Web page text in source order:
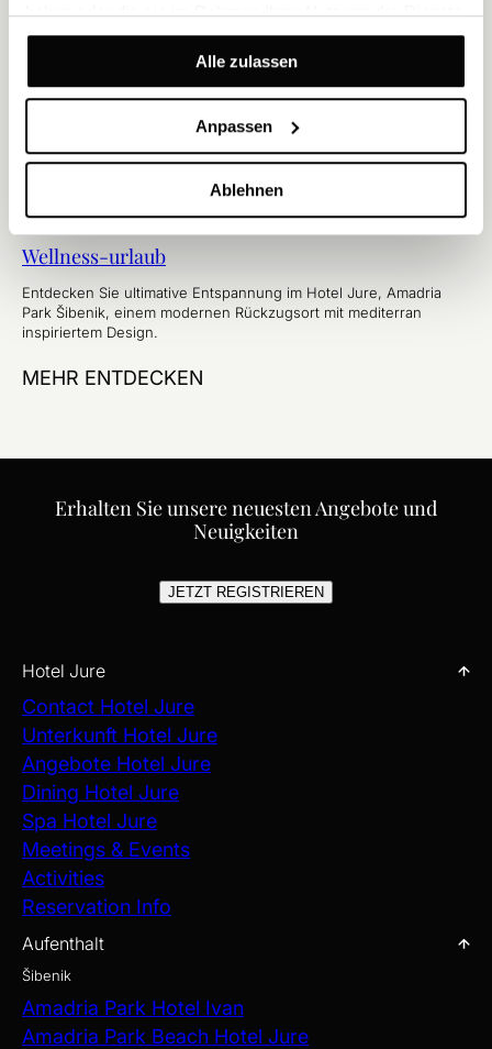
haben oder die sie im Rahmen Ihrer Nutzung der Dienste
gesammelt haben.
Alle zulassen
Anpassen
Ablehnen
Wellness-urlaub
Entdecken Sie ultimative Entspannung im Hotel Jure, Amadria
Park Šibenik, einem modernen Rückzugsort mit mediterran
inspiriertem Design.
MEHR ENTDECKEN
Erhalten Sie unsere neuesten Angebote und
Neuigkeiten
JETZT REGISTRIEREN
Hotel Jure
Contact Hotel Jure
Unterkunft Hotel Jure
Angebote Hotel Jure
Dining Hotel Jure
Spa Hotel Jure
Meetings & Events
Activities
Reservation Info
Aufenthalt
Šibenik
Amadria Park Hotel Ivan
Amadria Park Beach Hotel Jure